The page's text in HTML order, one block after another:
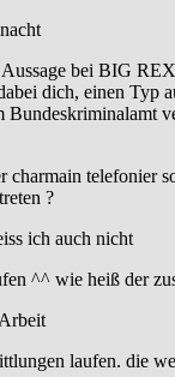
bei BIG
dich, einen Typ
?
ich auch nicht
^^ wie heiß der
laufen. die